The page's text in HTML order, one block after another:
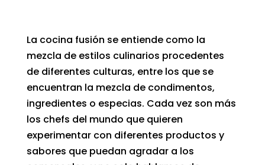
La cocina fusión se entiende como la
mezcla de estilos culinarios procedentes
de diferentes culturas, entre los que se
encuentran la mezcla de condimentos,
ingredientes o especias. Cada vez son más
los chefs del mundo que quieren
experimentar con diferentes productos y
sabores que puedan agradar a los